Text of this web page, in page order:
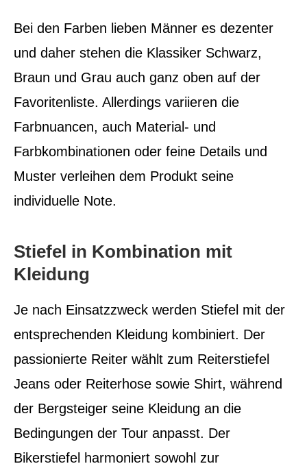
Bei den Farben lieben Männer es dezenter
und daher stehen die Klassiker Schwarz,
Braun und Grau auch ganz oben auf der
Favoritenliste. Allerdings variieren die
Farbnuancen, auch Material- und
Farbkombinationen oder feine Details und
Muster verleihen dem Produkt seine
individuelle Note.
Stiefel in Kombination mit
Kleidung
Je nach Einsatzzweck werden Stiefel mit der
entsprechenden Kleidung kombiniert. Der
passionierte Reiter wählt zum Reiterstiefel
Jeans oder Reiterhose sowie Shirt, während
der Bergsteiger seine Kleidung an die
Bedingungen der Tour anpasst. Der
Bikerstiefel harmoniert sowohl zur